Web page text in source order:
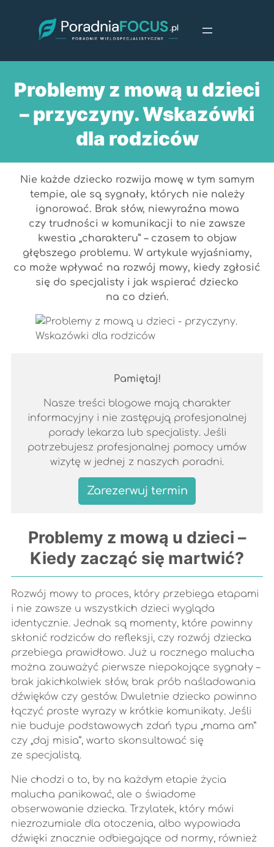
Problemy z mową u dzieci
– przyczyny. Wskazówki
dla rodziców
Nie każde dziecko rozwija mowę w tym samym
tempie, ale są sygnały, których nie należy
ignorować. Brak słów, niewyraźna mowa
czy trudności w komunikacji to nie zawsze
kwestia „charakteru” – czasem to objaw
głębszego problemu. W artykule wyjaśniamy,
co może wpływać na rozwój mowy, kiedy zgłosić
się do specjalisty i jak wspierać dziecko
na co dzień.
Pamiętaj!
Nasze treści blogowe mają charakter
informacyjny i nie zastępują profesjonalnej
porady lekarza lub specjalisty. Jeśli
potrzebujesz profesjonalnej pomocy umów
wizytę w jednej z naszych poradni.
Zarezerwuj termin
Problemy z mową u dzieci –
Kiedy zacząć się martwić?
Rozwój mowy to proces, który przebiega etapami
i nie zawsze u wszystkich dzieci wygląda
identycznie. Jednak są momenty, które powinny
skłonić rodziców do refleksji, czy rozwój dziecka
przebiega prawidłowo. Już u rocznego malucha
można zauważyć pierwsze niepokojące sygnały –
brak jakichkolwiek słów, brak prób naśladowania
dźwięków czy gestów. Dwuletnie dziecko powinno
łączyć proste wyrazy w krótkie komunikaty. Jeśli
nie buduje podstawowych zdań typu „mama am”
czy „daj misia”, warto skonsultować się
ze specjalistą.
Nie chodzi o to, by na każdym etapie życia
malucha panikować, ale o świadome
obserwowanie dziecka. Trzylatek, który mówi
niezrozumiale dla otoczenia, albo wypowiada
dźwięki znacznie odbiegające od normy, również